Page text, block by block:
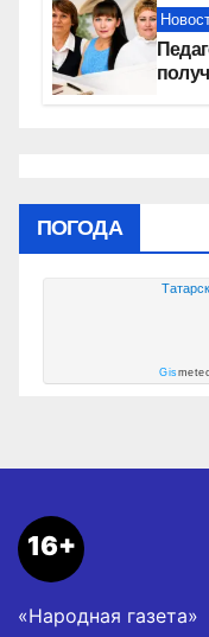
ПОГОДА
Татарск
Gis
16+
«Народная